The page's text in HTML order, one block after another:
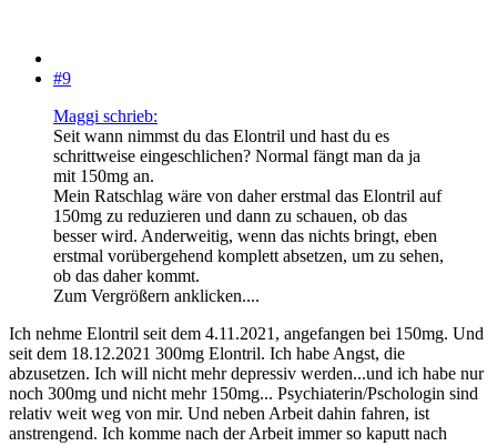
#9
Maggi schrieb:
Seit wann nimmst du das Elontril und hast du es
schrittweise eingeschlichen? Normal fängt man da ja
mit 150mg an.
Mein Ratschlag wäre von daher erstmal das Elontril auf
150mg zu reduzieren und dann zu schauen, ob das
besser wird. Anderweitig, wenn das nichts bringt, eben
erstmal vorübergehend komplett absetzen, um zu sehen,
ob das daher kommt.
Zum Vergrößern anklicken....
Ich nehme Elontril seit dem 4.11.2021, angefangen bei 150mg. Und
seit dem 18.12.2021 300mg Elontril. Ich habe Angst, die
abzusetzen. Ich will nicht mehr depressiv werden...und ich habe nur
noch 300mg und nicht mehr 150mg... Psychiaterin/Pschologin sind
relativ weit weg von mir. Und neben Arbeit dahin fahren, ist
anstrengend. Ich komme nach der Arbeit immer so kaputt nach